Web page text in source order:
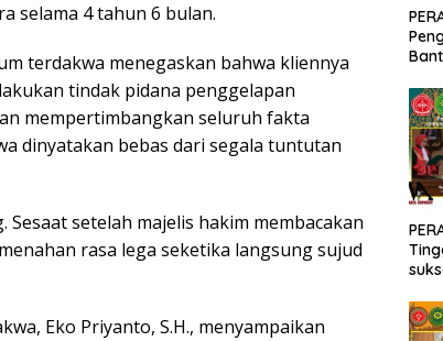
selama 4 tahun 6 bulan.
terdakwa menegaskan bahwa kliennya
tindak pidana penggelapan
mempertimbangkan seluruh fakta
dinyatakan bebas dari segala tuntutan
setelah majelis hakim membacakan
rasa lega seketika langsung sujud
Eko Priyanto, S.H., menyampaikan
/